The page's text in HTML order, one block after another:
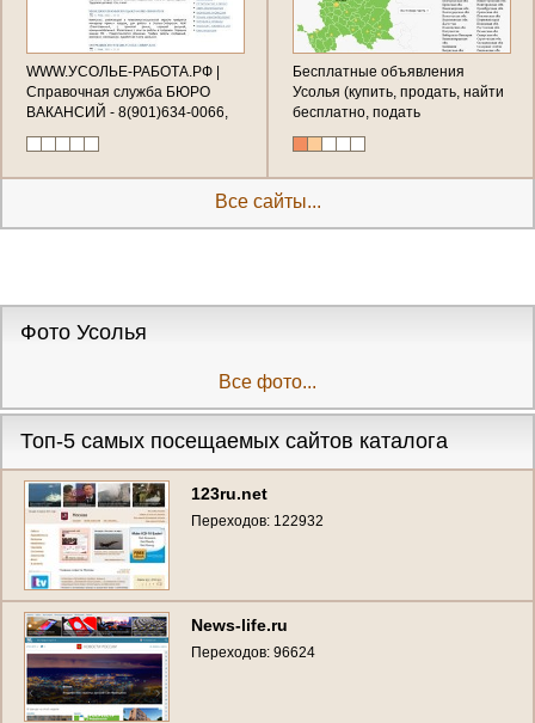
WWW.УСОЛЬЕ-РАБОТА.РФ |
Справочная служба БЮРО
ВАКАНСИЙ - 8(901)634-0066,
8(901)641-6908
Бесплатные объявления
Усолья (купить, продать, найти
бесплатно, подать
объявление, познакомиться,
найти партнёра в Усолье)
Все сайты...
Фото Усолья
Все фото...
Топ-5 самых посещаемых сайтов каталога
123ru.net
Переходов: 122932
News-life.ru
Переходов: 96624